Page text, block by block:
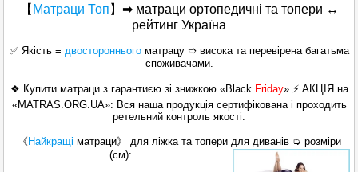
【 Матраци Топ 】 ➡ матраци ортопедичні та топери ↔
рейтинг Україна
✅ Якість ≡ двосторонньогоматрацу ➱ висока та перевірена багатьма
споживачами.
❖ Купити матраци з гарантиєю зі знижкою «Black Friday» ⚡ АКЦІЯ на
«MATRAS.ORG.UA»: Вся наша продукція сертифікована і проходить
ретельний контроль якості.
《 Найкращі матраци》 для ліжка та топери для диванів ➭ розміри
(см):